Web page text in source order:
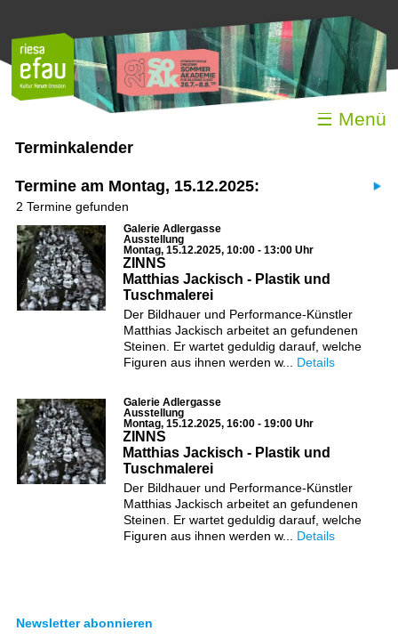
☰ Menü
Terminkalender
Termine am Montag, 15.12.2025:
2 Termine gefunden
Galerie Adlergasse
Ausstellung
Montag, 15.12.2025, 10:00 - 13:00 Uhr
ZINNS
Matthias Jackisch - Plastik und
Tuschmalerei
Der Bildhauer und Performance-Künstler
Matthias Jackisch arbeitet an gefundenen
Steinen. Er wartet geduldig darauf, welche
Figuren aus ihnen werden w... Details
Galerie Adlergasse
Ausstellung
Montag, 15.12.2025, 16:00 - 19:00 Uhr
ZINNS
Matthias Jackisch - Plastik und
Tuschmalerei
Der Bildhauer und Performance-Künstler
Matthias Jackisch arbeitet an gefundenen
Steinen. Er wartet geduldig darauf, welche
Figuren aus ihnen werden w... Details
Newsletter abonnieren